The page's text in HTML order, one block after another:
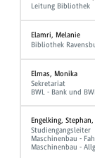
Leitung Bibliothek
Elamri, Melanie
Bibliothek
Elmas, Monika
Sekretariat
BWL - Bank und
Engelking,
Studiengangsleiter
Maschinenbau -
Maschinenbau -